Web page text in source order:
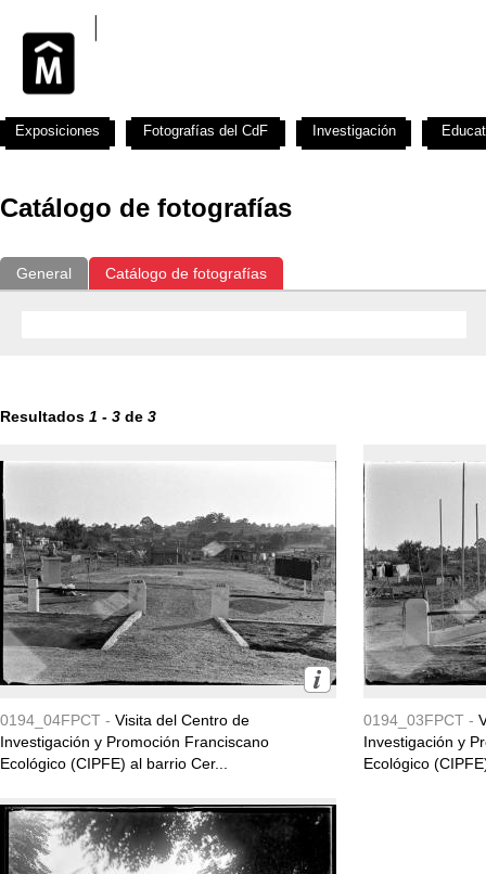
Catálogo de fotografías
General Catálogo de fotografías
Resultados 1 - 3 de 3
0194_04FPCT - Visita del Centro de
Investigación y Promoción Franciscano
Ecológico (CIPFE) al barrio Cer...
0194_03FPCT -
Investigación y
Ecológico
Exposiciones Fotografías del CdF Investigación